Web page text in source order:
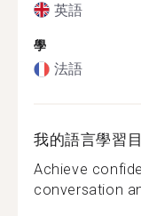
英語
學
法語
我的語言學習
Achieve
conversation